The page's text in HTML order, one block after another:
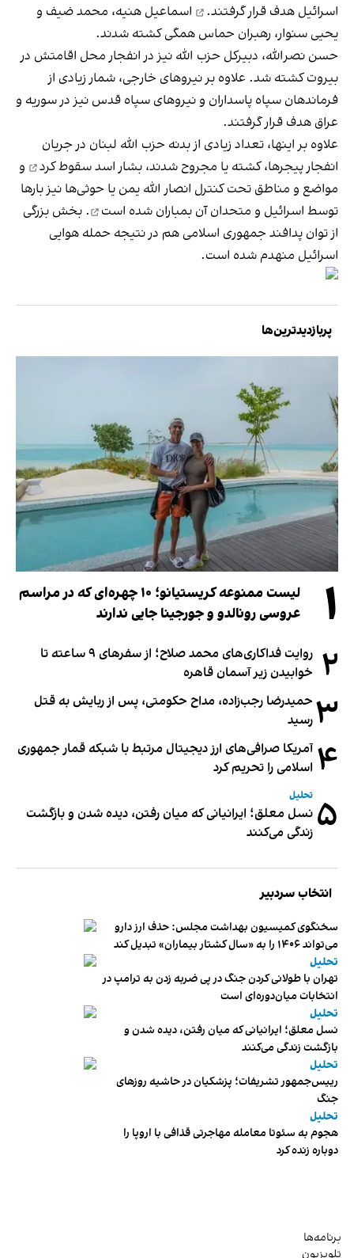
اسرائیل هدف قرار گرفتند.
اسماعیل هنیه، محمد ضیف و
یحیی سنوار، رهبران حماس همگی کشته شدند.
حسن نصرالله، دبیرکل حزب الله نیز در انفجار محل اقامتش در
بیروت کشته شد. علاوه بر نیروهای خارجی، شمار زیادی از
فرماندهان سپاه پاسداران و نیروهای سپاه قدس نیز در سوریه و
عراق هدف قرار گرفتند.
علاوه بر اینها، تعداد زیادی از بدنه حزب الله لبنان در جریان
انفجار پیجرها، کشته یا مجروح شدند، بشار اسدسقوط کرد
و
مواضع و مناطق تحت کنترل انصار الله یمن یا حوثی‌ها نیز بارها
توسط اسرائیل و متحدان آن بمباران شده است
. بخش بزرگی
از توان پدافند جمهوری اسلامی هم در نتیجه حمله هوایی
اسرائیل منهدم شده است.
پربازدیدترین‌ها
۱
لیست ممنوعه کریستیانو؛ ۱۰ چهره‌ای که در مراسم
عروسی رونالدو و جورجینا جایی ندارند
۲
روایت فداکاری‌های محمد صلاح؛ از سفرهای ۹ ساعته تا
خوابیدن زیر آسمان قاهره
۳ حمیدرضا رجب‌زاده، مداح حکومتی، پس از ربایش به قتل
رسید
۴ آمریکا صرافی‌های ارز دیجیتال مرتبط با شبکه قمار جمهوری
اسلامی را تحریم کرد
۵ تحلیل
نسل معلق؛ ایرانیانی که میان رفتن، دیده شدن و بازگشت
زندگی می‌کنند
انتخاب سردبیر
سخنگوی کمیسیون بهداشت مجلس: حذف ارز دارو
می‌تواند ۱۴۰۶ را به «سال کشتار بیماران» تبدیل کند
تحلیل
تهران با طولانی کردن جنگ در پی ضربه زدن به ترامپ در
انتخابات میان‌دوره‌ای است
تحلیل
نسل معلق؛ ایرانیانی که میان رفتن، دیده شدن و
بازگشت زندگی می‌کنند
تحلیل
رییس‌جمهور تشریفات؛ پزشکیان در حاشیه روزهای
جنگ
تحلیل
هجوم به سئوتا معامله مهاجرتی قذافی با اروپا را
دوباره زنده کرد
برنامه‌ها